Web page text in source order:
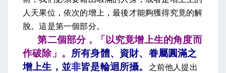
人天果位，依次的增上，最後才能夠獲得究竟的解
脫。這是第一個部分。
第二個部分，「以究竟增上生的角度而
作破除」。 所有身體、資財、眷屬圓滿之
增上生，並非皆是輪迴所攝。
之前他人提出